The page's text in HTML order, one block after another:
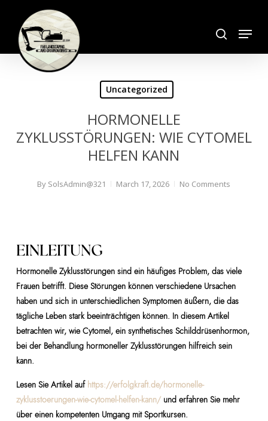
main
content
Menu
Uncategorized
HORMONELLE
ZYKLUSSTÖRUNGEN: WIE CYTOMEL
HELFEN KANN
By SolsAdmin@321 March 17, 2026 No Comments
EINLEITUNG
Hormonelle Zyklusstörungen sind ein häufiges Problem, das viele
Frauen betrifft. Diese Störungen können verschiedene Ursachen
haben und sich in unterschiedlichen Symptomen äußern, die das
tägliche Leben stark beeinträchtigen können. In diesem Artikel
betrachten wir, wie Cytomel, ein synthetisches Schilddrüsenhormon,
bei der Behandlung hormoneller Zyklusstörungen hilfreich sein
kann.
Lesen Sie Artikel auf https://erfolgkraft.de/hormonelle-
zyklusstoerungen-wie-cytomel-helfen-kann/und erfahren Sie mehr
über einen kompetenten Umgang mit Sportkursen.
Close
Menu